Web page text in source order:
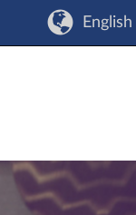
English